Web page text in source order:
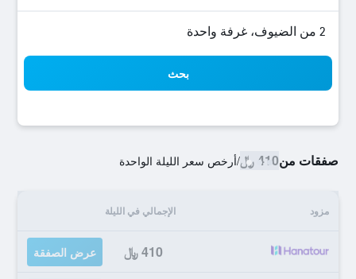
2 من الضيوف، غرفة واحدة
بحث
صفقات من410 ﷼ /أرخص سعر الليلة الواحدة
مزود الإجمالي في الليلة
410 ﷼ عرض الصفقة